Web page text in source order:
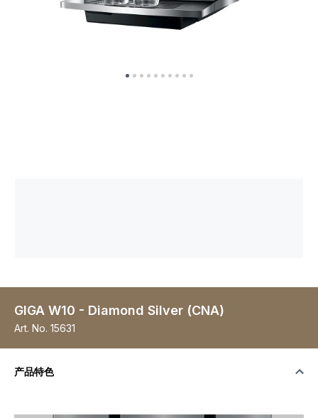
GIGA W10 - Diamond Silver (CNA)
Art. No. 15631
产品特色